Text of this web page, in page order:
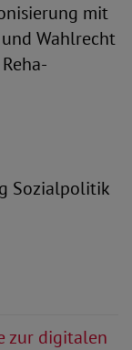
mit
und Wahlrecht
Sozialpolitik
zur digitalen